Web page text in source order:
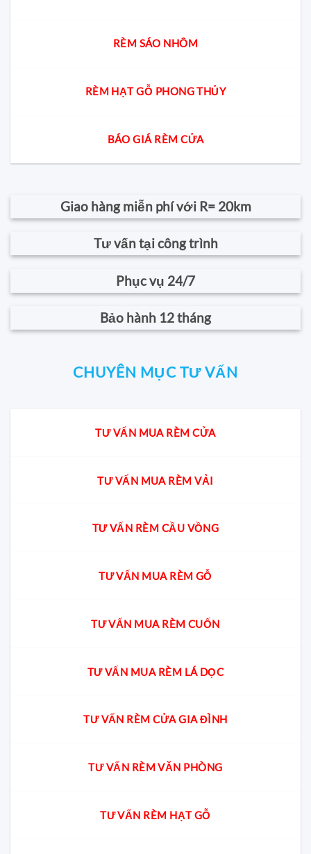
RÈM SÁO NHÔM
RÈM HẠT GỖ PHONG THỦY
BÁO GIÁ RÈM CỬA
Giao hàng miễn phí với R= 20km
Tư vấn tại công trình
Phục vụ 24/7
Bảo hành 12 tháng
CHUYÊN MỤC TƯ VẤN
TƯ VẤN MUA RÈM CỬA
TƯ VẤN MUA RÈM VẢI
TƯ VẤN RÈM CẦU VỒNG
TƯ VẤN MUA RÈM GỖ
TƯ VẤN MUA RÈM CUỐN
TƯ VẤN MUA RÈM LÁ DỌC
TƯ VẤN RÈM CỬA GIA ĐÌNH
TƯ VẤN RÈM VĂN PHÒNG
TƯ VẤN RÈM HẠT GỖ